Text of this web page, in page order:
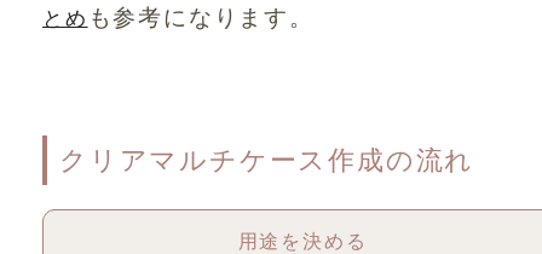
とめ も参考になります。
クリアマルチケース作成の流れ
用途を決める